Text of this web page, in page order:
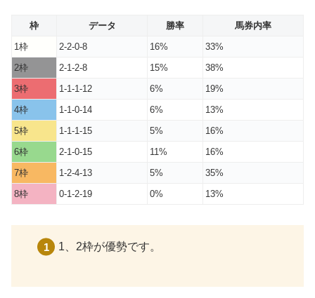
枠 データ 勝率
馬券内率
1枠
2-2-0-8 16%
33%
2枠
2-1-2-8 15%
38%
3枠
1-1-1-12 6%
19%
4枠
1-1-0-14 6%
13%
5枠
1-1-1-15 5%
16%
6枠
2-1-0-15 11%
16%
7枠
1-2-4-13 5%
35%
8枠
0-1-2-19 0% 13%
1、2枠が優勢です。